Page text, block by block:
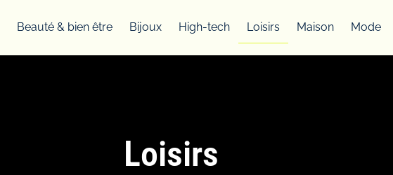
Beauté & bien être Bijoux High-tech Loisirs Maison Mode
Loisirs